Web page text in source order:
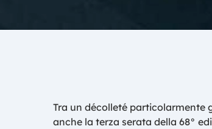
Tra un décolleté particolarmente
anche la terza serata della 68°